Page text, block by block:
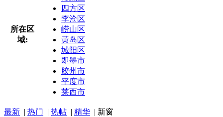
所在区
域:
四方区
李沧区
崂山区
黄岛区
城阳区
即墨市
胶州市
平度市
莱西市
最新 | 热门 | 热帖 | 精华 | 新窗